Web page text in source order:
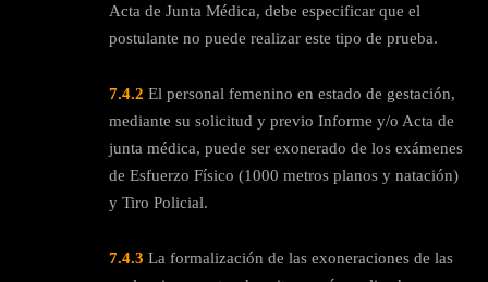
Acta de Junta Médica, debe especificar que el
postulante no puede realizar este tipo de prueba.
7.4.2 El personal femenino en estado de gestación,
mediante su solicitud y previo Informe y/o Acta de
junta médica, puede ser exonerado de los exámenes
de Esfuerzo Físico (1000 metros planos y natación)
y Tiro Policial.
7.4.3 La formalización de las exoneraciones de las